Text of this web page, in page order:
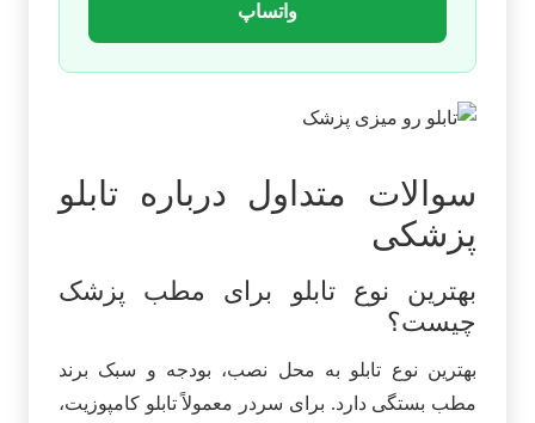
واتساپ
سوالات متداول درباره تابلو
پزشکی
بهترین نوع تابلو برای مطب پزشک
چیست؟
بهترین نوع تابلو به محل نصب، بودجه و سبک برند
مطب بستگی دارد. برای سردر معمولاً تابلو کامپوزیت،